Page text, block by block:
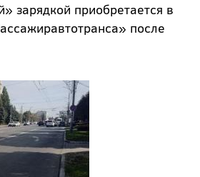
зарядкой приобретается в
после